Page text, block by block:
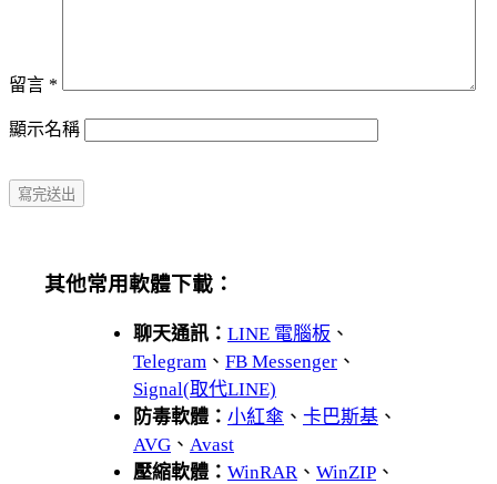
留言 *
顯示名稱
其他常用軟體下載：
聊天通訊： LINE 電腦板 、
Telegram 、 FB Messenger 、
Signal(取代LINE)
防毒軟體： 小紅傘 、 卡巴斯基 、
AVG 、 Avast
壓縮軟體： WinRAR、 WinZIP 、